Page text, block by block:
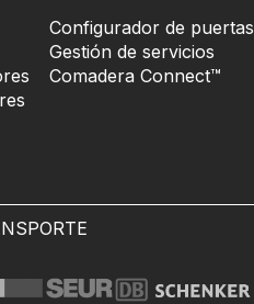
Configurador de puertas
Gestión de servicios
Comadera Connect™